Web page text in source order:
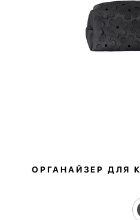
ОРГАНАЙЗЕР ДЛЯ